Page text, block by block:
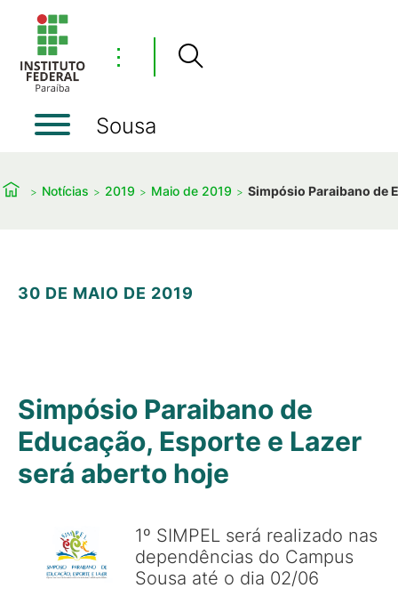
⋮
Sousa
Notícias 2019 Maio de 2019 Simpósio Paraibano de
30 DE MAIO DE 2019
Simpósio Paraibano de
Educação, Esporte e Lazer
será aberto hoje
1º SIMPEL será realizado nas
dependências do Campus
Sousa até o dia 02/06